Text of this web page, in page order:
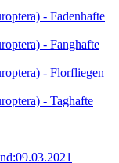
- Fadenhafte
- Fanghafte
- Florfliegen
- Taghafte